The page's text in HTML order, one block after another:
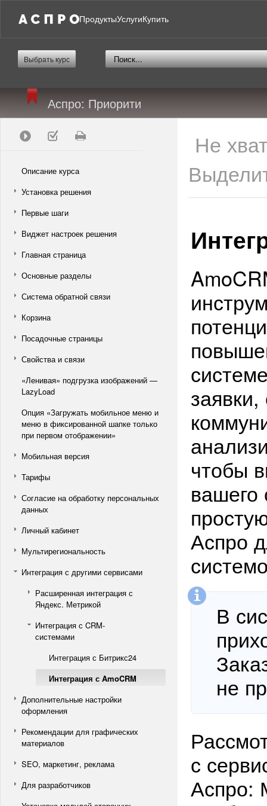
ПродуктыУслугиКупить
Выбрать курс
Аспро: Приорити
Описание курса
Установка решения
Первые шаги
Виджет настроек решения
Главная страница
Основные разделы
Система обратной связи
Корзина
Посадочные страницы
Свойства и связи
«Ленивая» подгрузка изображений —
LazyLoad
Опция «Загружать мобильное меню и
меню в фиксированной шапке только
при первом отображении»
Мобильная версия
Тарифы
Согласие на обработку персональных
данных
Личный кабинет
Мультирегиональность
Интеграция с другими сервисами
Расширенная интеграция с
Яндекс. Метрикой
Интеграция с CRM-
системами
Интеграция с Битрикс24
Интеграция с AmoCRM
Дополнительные настройки
оформления
Рекомендации для графических
материалов
SEO, маркетинг, реклама
Для разработчиков
Не
чтобы
вашего
Аспро
В
не
с
Аспро: